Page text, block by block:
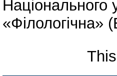
Національного
«Філологічна»